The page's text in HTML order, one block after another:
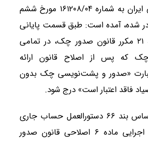
جمهوری اسلامی ایران به شماره ۱۶۱۲۰۸/۰۴ مورخ ششم
۱۴۰۴ صادر شده، آمده است: طبق قسمت پایانی
تبصره یک ماده ۲۱ مکرر قانون صدور چک، در تمامی
که پس از اصلاح قانون ارائه
«صدور و پشت‌نویسی چک بدون
فاقد اعتبار است» درج شود.
با این حال، براساس بند ۶۶ دستورالعمل حساب جاری
ریالی و ضوابط اجرایی ماده ۶ اصلاحی قانون صدور